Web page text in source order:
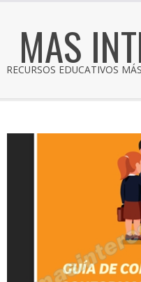
MAS
RECURSOS EDUCATIVOS